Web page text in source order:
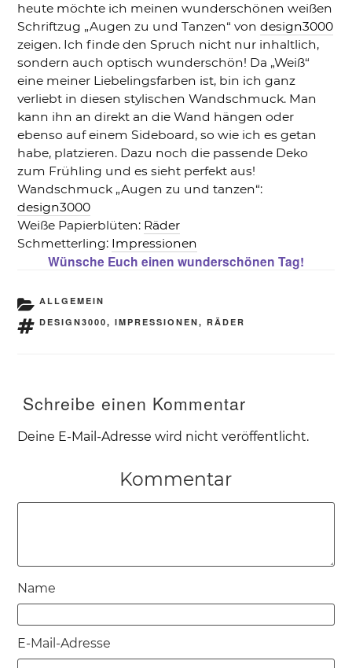
heute möchte ich meinen wunderschönen weißen
Schriftzug „Augen zu und Tanzen“ vondesign3000
zeigen. Ich finde den Spruch nicht nur inhaltlich,
sondern auch optisch wunderschön! Da „Weiß“
eine meiner Liebelingsfarben ist, bin ich ganz
verliebt in diesen stylischen Wandschmuck. Man
kann ihn an direkt an die Wand hängen oder
ebenso auf einem Sideboard, so wie ich es getan
habe, platzieren. Dazu noch die passende Deko
zum Frühling und es sieht perfekt aus!
Wandschmuck „Augen zu und tanzen“:
design3000
Weiße Papierblüten: Räder
Schmetterling: Impressionen
Wünsche Euch einen wunderschönen Tag!
KATEGORIEN
ALLGEMEIN
SCHLAGWÖRTER
DESIGN3000, IMPRESSIONEN, RÄDER
Schreibe einen Kommentar
Deine E-Mail-Adresse wird nicht veröffentlicht.
Kommentar
Name
E-Mail-Adresse